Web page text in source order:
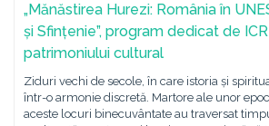
„Mănăstirea Hurezi: România în
și Sfințenie”, program dedicat de
patrimoniului cultural
Ziduri vechi de secole, în care istoria și
într-o armonie discretă. Martore ale unor
aceste locuri binecuvântate au traversat